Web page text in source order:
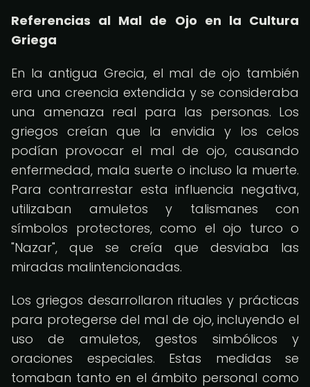
Referencias al Mal de Ojo en la Cultura
Griega
En la antigua Grecia, el mal de ojo también
era una creencia extendida y se consideraba
una amenaza real para las personas. Los
griegos creían que la envidia y los celos
podían provocar el mal de ojo, causando
enfermedad, mala suerte o incluso la muerte.
Para contrarrestar esta influencia negativa,
utilizaban amuletos y talismanes con
símbolos protectores, como el ojo turco o
"Nazar", que se creía que desviaba las
miradas malintencionadas.
Los griegos desarrollaron rituales y prácticas
para protegerse del mal de ojo, incluyendo el
uso de amuletos, gestos simbólicos y
oraciones especiales. Estas medidas se
tomaban tanto en el ámbito personal como